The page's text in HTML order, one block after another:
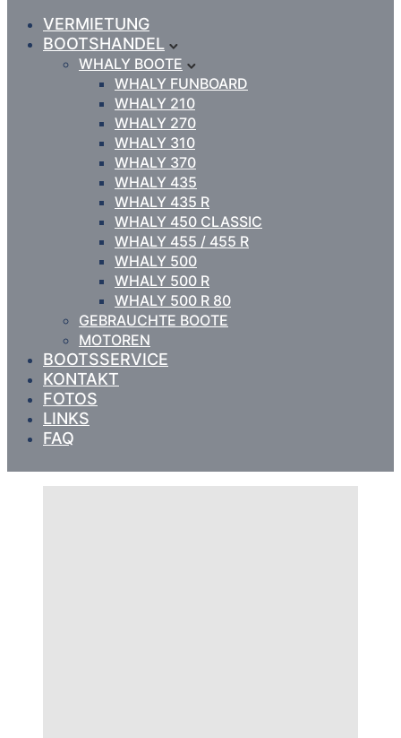
VERMIETUNG
BOOTSHANDEL
WHALY BOOTE
WHALY FUNBOARD
WHALY 210
WHALY 270
WHALY 310
WHALY 370
WHALY 435
WHALY 435 R
WHALY 450 CLASSIC
WHALY 455 / 455 R
WHALY 500
WHALY 500 R
WHALY 500 R 80
GEBRAUCHTE BOOTE
MOTOREN
BOOTSSERVICE
KONTAKT
FOTOS
LINKS
FAQ